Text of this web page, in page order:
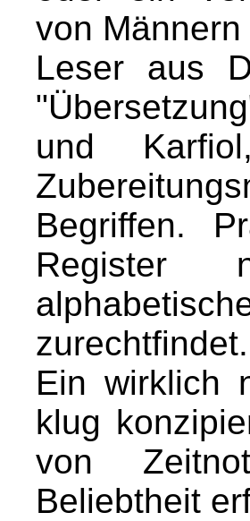
von
Leser aus
und
Begriffen.
Register
zurechtfindet.
Ein wirklich
klug
von
Beliebtheit